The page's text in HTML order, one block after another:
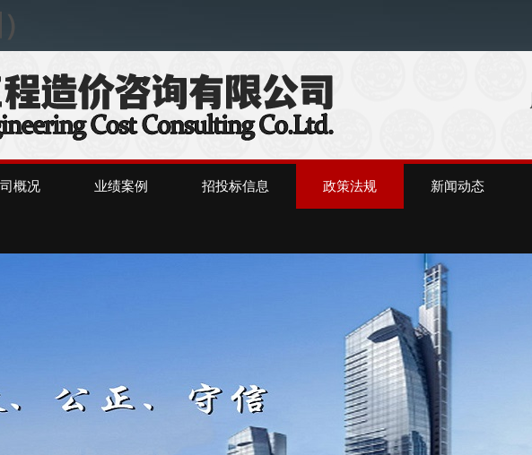
概况 业绩案例 招投标信息 政策法规 新闻动态